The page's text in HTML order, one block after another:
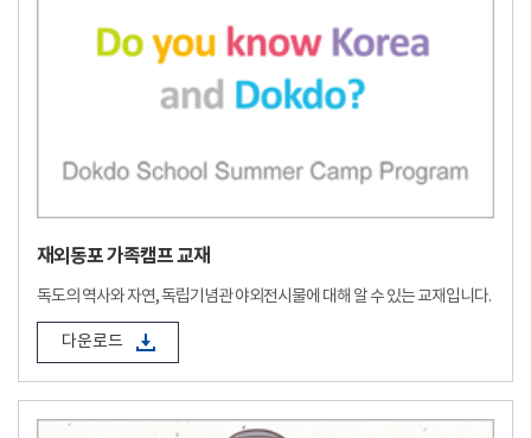
재외동포 가족캠프 교재
독도의 역사와 자연, 독립기념관 야외전시물에 대해 알 수 있는 교재입니다.
다운로드